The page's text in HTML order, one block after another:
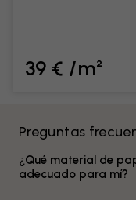
39 € /m²
Preguntas
¿Qué material de
adecuado para mí?